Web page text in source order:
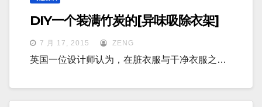
DIY一个装满竹炭的[异味吸除衣架]
7 月 17, 2015 ZENG
英国一位设计师认为，在脏衣服与干净衣服之…